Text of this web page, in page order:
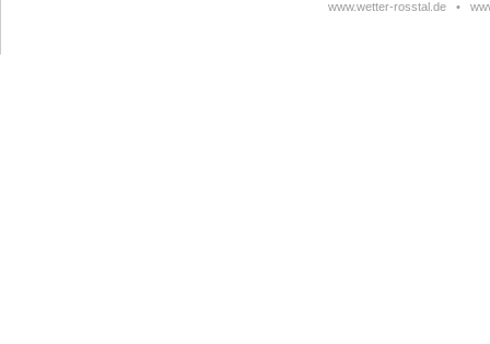
www.wetter-rosstal.de •